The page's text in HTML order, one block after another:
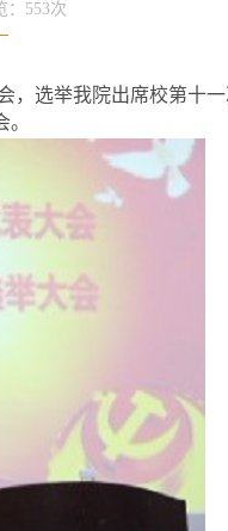
553次
选举我院出席校第十
。